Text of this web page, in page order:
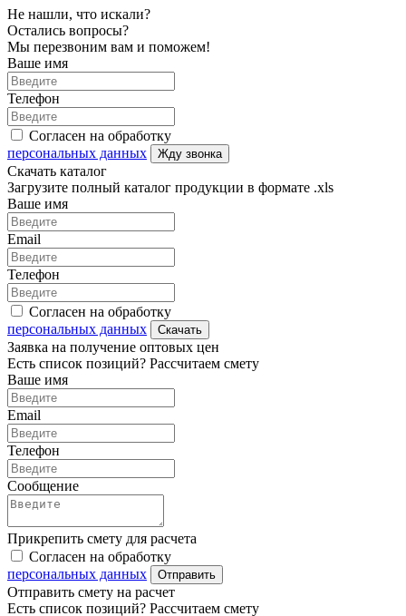
Не нашли, что искали?
Остались вопросы?
Мы перезвоним вам и поможем!
Ваше имя
Телефон
Согласен на обработку
персональных данных
Жду звонка
Скачать каталог
Загрузите полный каталог продукции в формате .xls
Ваше имя
Email
Телефон
Согласен на обработку
персональных данных
Скачать
Заявка на получение оптовых цен
Есть список позиций? Рассчитаем смету
Ваше имя
Email
Телефон
Сообщение
Прикрепить смету для расчета
Согласен на обработку
персональных данных
Отправить
Отправить смету на расчет
Есть список позиций? Рассчитаем смету